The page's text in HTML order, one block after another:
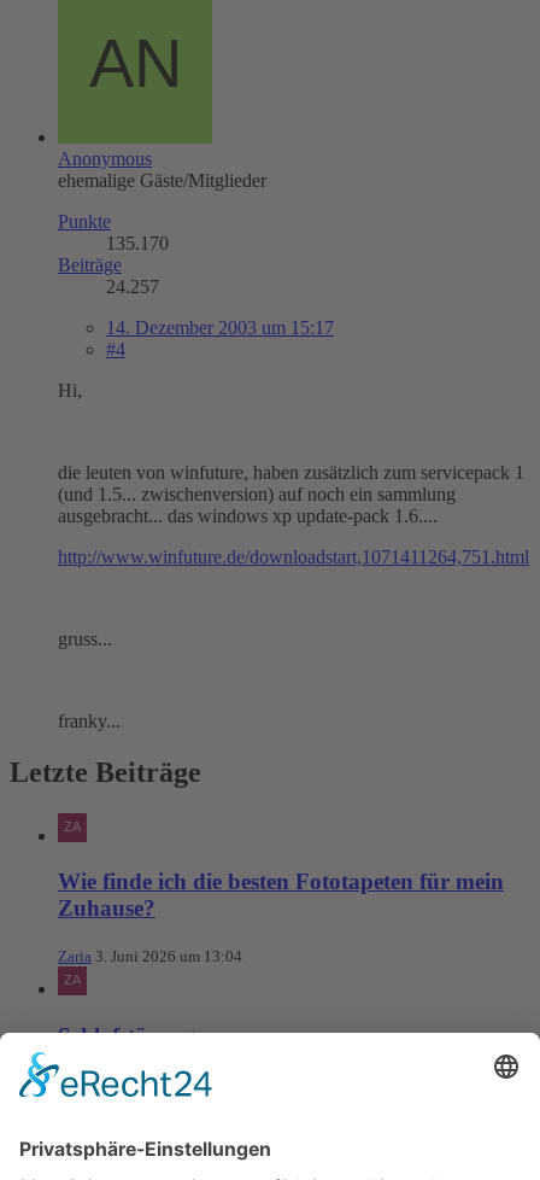
Anonymous
ehemalige Gäste/Mitglieder
Punkte
135.170
Beiträge
24.257
14. Dezember 2003 um 15:17
#4
Hi,
die leuten von winfuture, haben zusätzlich zum servicepack 1
(und 1.5... zwischenversion) auf noch ein sammlung
ausgebracht... das windows xp update-pack 1.6....
http://www.winfuture.de/downloadstart,1071411264,751.html
gruss...
franky...
Letzte Beiträge
Wie finde ich die besten Fototapeten für mein
Zuhause?
Zaria 3. Juni 2026 um 13:04
Schlafstörungen
Zaria 3. Juni 2026 um 13:03
Ms word to PDF